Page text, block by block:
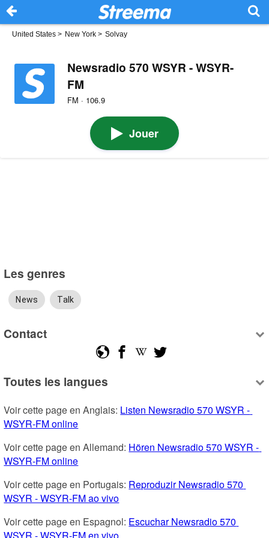
United States > New York > Solvay
Newsradio 570 WSYR - WSYR-
FM
FM · 106.9
Jouer
Les genres
News Talk
Contact
Toutes les langues
Voir cette page en Anglais: Listen Newsradio 570 WSYR -
WSYR-FM online
Voir cette page en Allemand: Hören Newsradio 570 WSYR -
WSYR-FM online
Voir cette page en Portugais: Reproduzir Newsradio 570
WSYR - WSYR-FM ao vivo
Voir cette page en Espagnol: Escuchar Newsradio 570
WSYR - WSYR-FM en vivo